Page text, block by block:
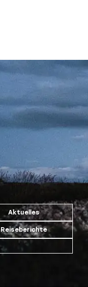
Aktuelles
Reiseberichte